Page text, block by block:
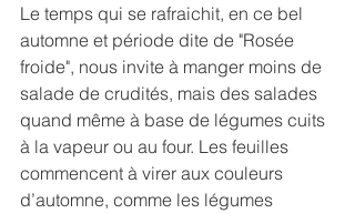
Le temps qui se rafraichit, en ce bel
automne et période dite de "Rosée
froide", nous invite à manger moins de
salade de crudités, mais des salades
quand même à base de légumes cuits
à la vapeur ou au four. Les feuilles
commencent à virer aux couleurs
d’automne, comme les légumes